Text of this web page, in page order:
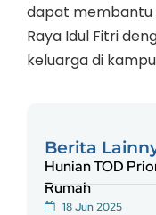
dapat membantu
Raya Idul Fitri
keluarga di
Berita
Hunian TOD
Rumah
18 Jun 2025